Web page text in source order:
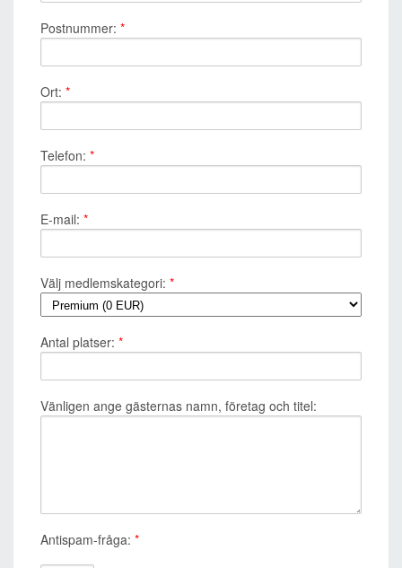
Postnummer: *
Ort: *
Telefon: *
E-mail: *
Välj medlemskategori: *
Antal platser: *
Vänligen ange gästernas namn, företag och titel:
Antispam-fråga: *